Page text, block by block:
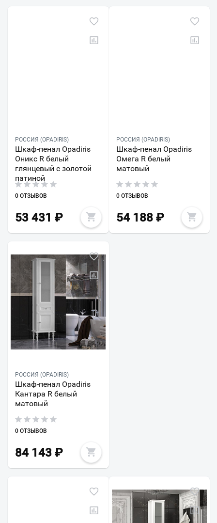
РОССИЯ (OPADIRIS)
Шкаф-пенал Opadiris
Оникс R белый
глянцевый с золотой
патиной
0 ОТЗЫВОВ
53 431 ₽
РОССИЯ (OPADIRIS)
Шкаф-пенал Opadiris
Омега R белый
матовый
0 ОТЗЫВОВ
54 188₽
РОССИЯ (OPADIRIS)
Шкаф-пенал Opadiris
Кантара R белый
матовый
0 ОТЗЫВОВ
84 143 ₽